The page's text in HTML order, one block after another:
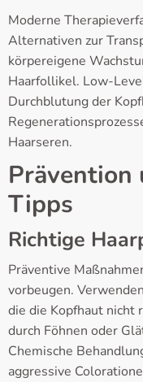
Moderne
Alternativen zur
körpereigene
Haarfollikel. Low-
Durchblutung der
Haarseren.
Prävention
Tipps
Richtige
Präventive
vorbeugen.
die die Kopfhaut nicht
durch Föhnen oder
Chemische
aggressive